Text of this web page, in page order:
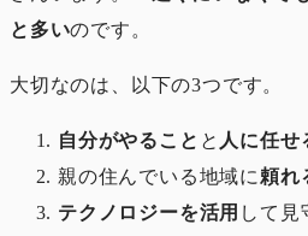
と多いのです。
大切なのは、以下の3つです。
自分がやること と 人に任せ
親の住んでいる地域に 頼れ
テクノロジーを活用 して見